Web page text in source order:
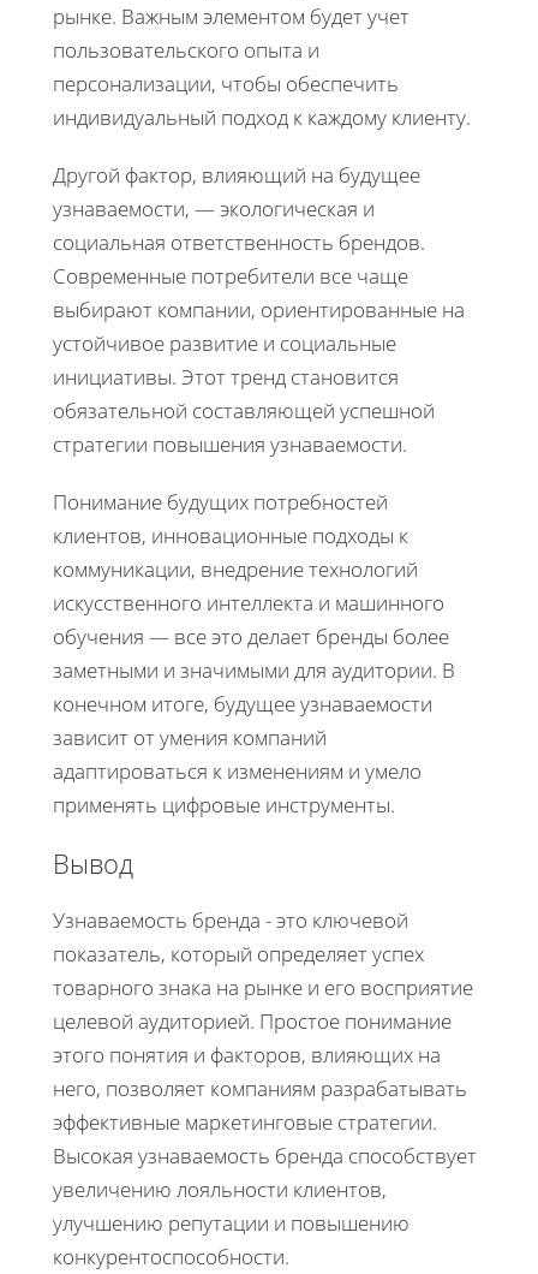
рынке. Важным элементом будет учет
пользовательского опыта и
персонализации, чтобы обеспечить
индивидуальный подход к каждому клиенту.
Другой фактор, влияющий на будущее
узнаваемости, — экологическая и
социальная ответственность брендов.
Современные потребители все чаще
выбирают компании, ориентированные на
устойчивое развитие и социальные
инициативы. Этот тренд становится
обязательной составляющей успешной
стратегии повышения узнаваемости.
Понимание будущих потребностей
клиентов, инновационные подходы к
коммуникации, внедрение технологий
искусственного интеллекта и машинного
обучения — все это делает бренды более
заметными и значимыми для аудитории. В
конечном итоге, будущее узнаваемости
зависит от умения компаний
адаптироваться к изменениям и умело
применять цифровые инструменты.
Вывод
Узнаваемость бренда - это ключевой
показатель, который определяет успех
товарного знака на рынке и его восприятие
целевой аудиторией. Простое понимание
этого понятия и факторов, влияющих на
него, позволяет компаниям разрабатывать
эффективные маркетинговые стратегии.
Высокая узнаваемость бренда способствует
увеличению лояльности клиентов,
улучшению репутации и повышению
конкурентоспособности.